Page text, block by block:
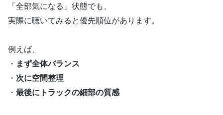
「全部気になる」状態でも、
実際に聴いてみると優先順位があります。
例えば、
・ まず全体バランス
・ 次に空間整理
・ 最後にトラックの細部の質感